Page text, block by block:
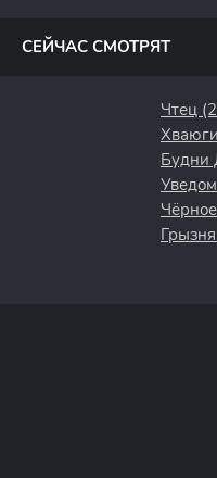
СЕЙЧАС СМОТРЯТ
Чтец
Будни